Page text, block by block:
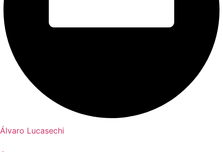
Álvaro Lucasechi